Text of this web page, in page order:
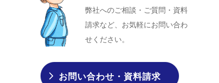
弊社へのご相談・ご質問・資料
請求など、お気軽にお問い合わ
せください。
お問い合わせ・資料請求